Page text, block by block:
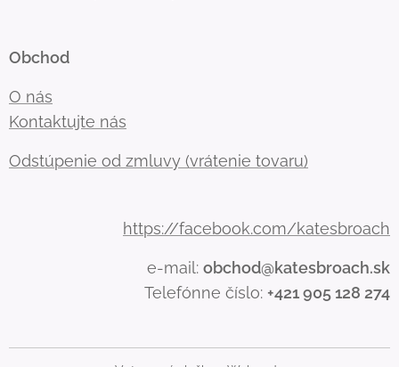
Obchod
O nás
Kontaktujte nás
Odstúpenie od zmluvy (vrátenie tovaru)
https://facebook.com/katesbroach
e-mail: obchod@katesbroach.sk
Telefónne číslo: +421 905 128 274